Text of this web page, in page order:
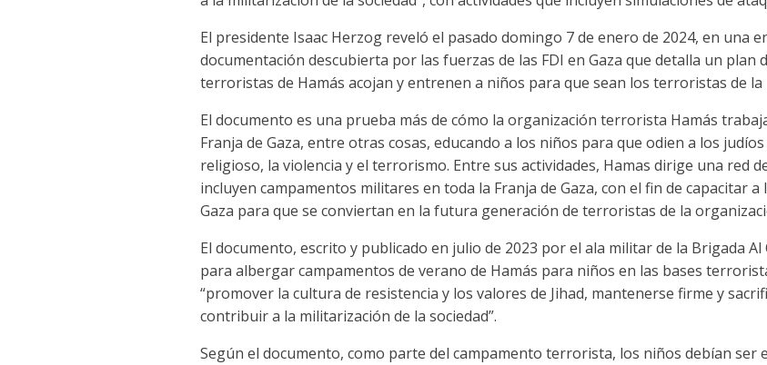
El presidente Isaac Herzog reveló el pasado domingo 7 de enero de 2024, en una
documentación descubierta por las fuerzas de las FDI en Gaza que detalla un plan
terroristas de Hamás acojan y entrenen a niños para que sean los terroristas de
El documento es una prueba más de cómo la organización terrorista Hamás
Franja de Gaza, entre otras cosas, educando a los niños para que odien a los
religioso, la violencia y el terrorismo. Entre sus actividades, Hamas dirige una red
incluyen campamentos militares en toda la Franja de Gaza, con el fin de capacitar
Gaza para que se conviertan en la futura generación de terroristas de la
El documento, escrito y publicado en julio de 2023 por el ala militar de la Brigada
para albergar campamentos de verano de Hamás para niños en las bases
“promover la cultura de resistencia y los valores de Jihad, mantenerse firme y
contribuir a la militarización de la sociedad”.
Según el documento, como parte del campamento terrorista, los niños debían ser